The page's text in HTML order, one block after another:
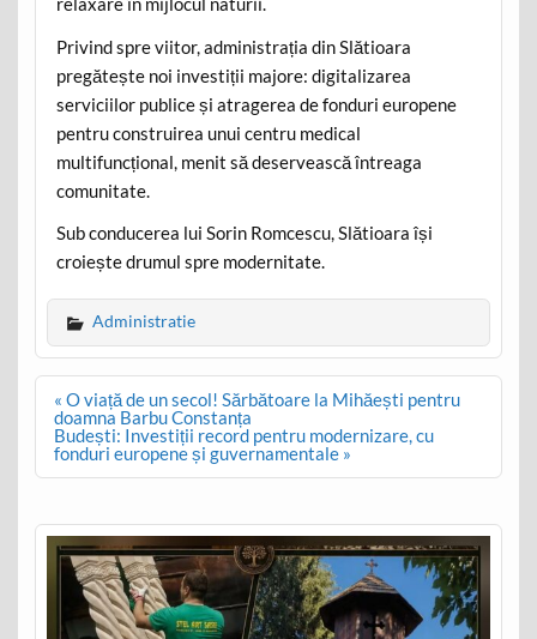
Privind spre viitor, administrația din Slătioara
pregătește noi investiții majore: digitalizarea
serviciilor publice și atragerea de fonduri europene
pentru construirea unui centru medical
multifuncțional, menit să deservească întreaga
comunitate.
Sub conducerea lui Sorin Romcescu, Slătioara își
croiește drumul spre modernitate.
Administratie
Post
navigation
« O viață de un secol! Sărbătoare la Mihăești pentru
doamna Barbu Constanța
Budești: Investiții record pentru modernizare, cu
fonduri europene și guvernamentale »